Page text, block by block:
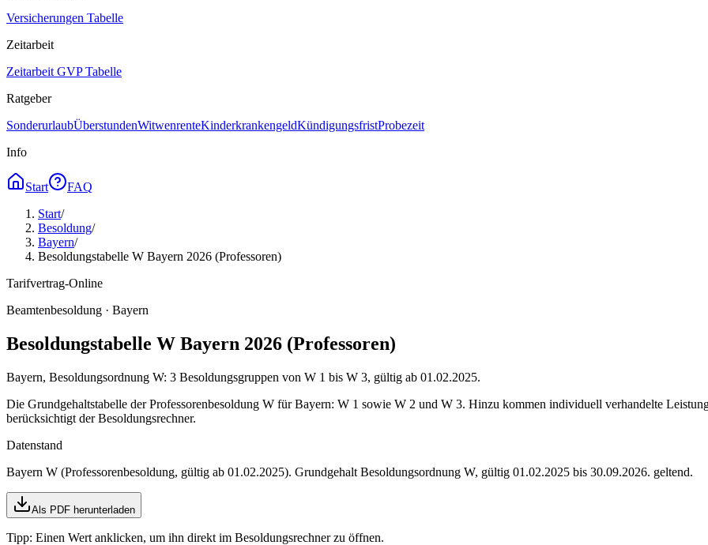
Versicherungen Tabelle
Zeitarbeit
Zeitarbeit GVP Tabelle
Ratgeber
SonderurlaubÜberstundenWitwenrenteKinderkrankengeldKündigungsfristProbezeit
Info
Start
FAQ
Start/
Besoldung/
Bayern/
Besoldungstabelle W Bayern 2026 (Professoren)
Tarifvertrag-Online
Beamtenbesoldung · Bayern
Besoldungstabelle W Bayern 2026 (Professoren)
Bayern, Besoldungsordnung W: 3 Besoldungsgruppen von W 1 bis W 3, gültig ab 01.02.2025.
Die Grundgehaltstabelle der Professorenbesoldung W für Bayern: W 1 sowie W 2 und W 3. Hinzu kommen individuell verhandelte
berücksichtigt der Besoldungsrechner.
Datenstand
Bayern W (Professorenbesoldung, gültig ab 01.02.2025). Grundgehalt Besoldungsordnung W, gültig 01.02.2025 bis 30.09.2026. geltend.
Als PDF herunterladen
Tipp: Einen Wert anklicken, um ihn direkt im Besoldungsrechner zu öffnen.